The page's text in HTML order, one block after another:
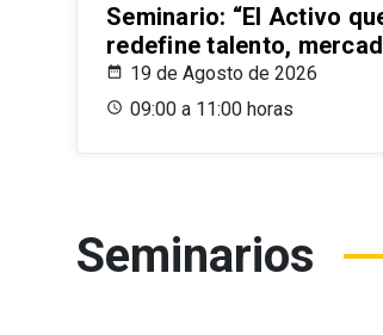
Seminario: “El Activo
redefine talento,
19 de Agosto de 2026
09:00 a 11:00 horas
Seminarios